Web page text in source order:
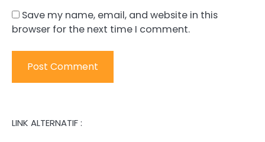
Save my name, email, and website in this
browser for the next time I comment.
LINK ALTERNATIF :